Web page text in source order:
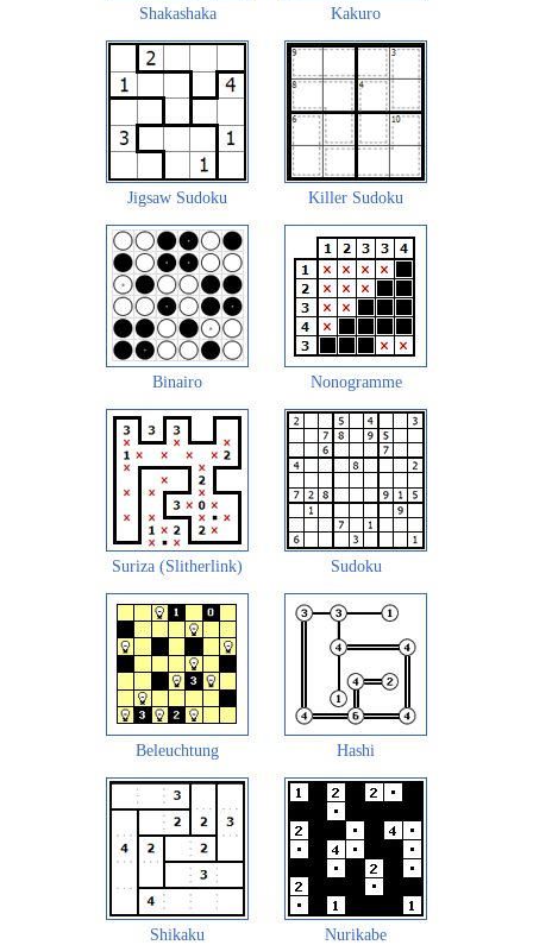
Shakashaka Kakuro
Jigsaw Sudoku Killer Sudoku
Binairo Nonogramme
Suriza (Slitherlink) Sudoku
Beleuchtung Hashi
Shikaku Nurikabe